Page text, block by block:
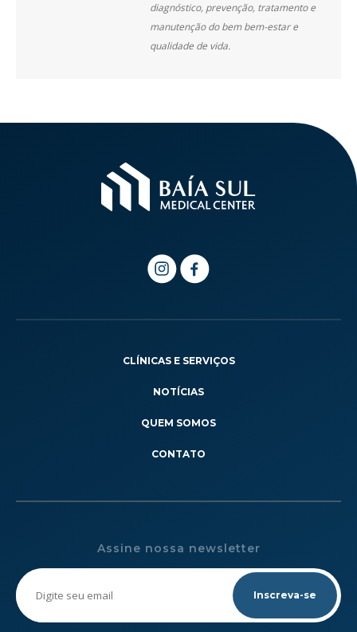
diagnóstico, prevenção, tratamento e
manutenção do bem bem-estar e
qualidade de vida.
CLÍNICAS E SERVIÇOS
NOTÍCIAS
QUEM SOMOS
CONTATO
Assine nossa newsletter
Please
leave
this
field